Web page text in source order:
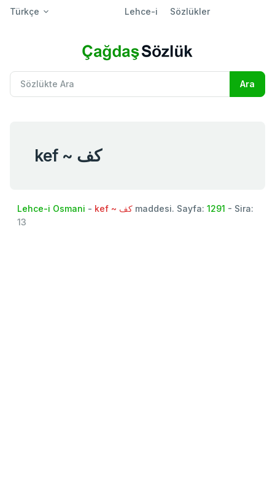
Türkçe Lehce-i Sözlükler
kef ~ كف
Lehce-i Osmani - kef ~ كف maddesi. Sayfa: 1291 - Sira:
13